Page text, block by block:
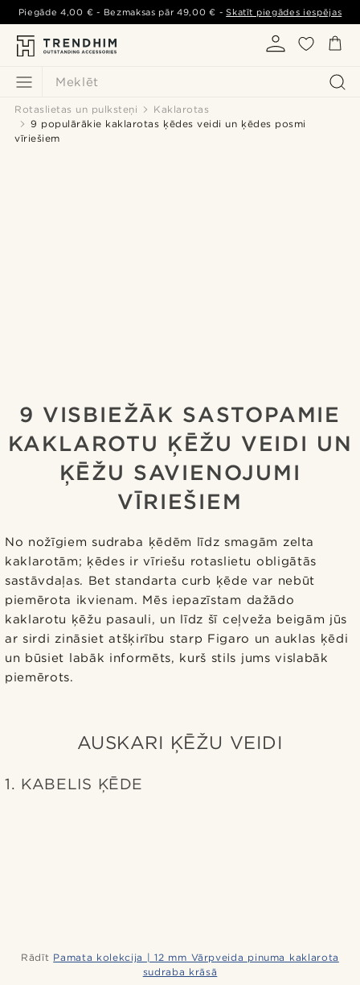
Meklēt
Piegāde4,00 € - Bezmaksas pār49,00 € -Skatīt piegādes iespējas
Rotaslietas un pulksteņi
Kaklarotas
9 populārākie kaklarotas ķēdes veidi un ķēdes posmi
vīriešiem
9 VISBIEŽĀK SASTOPAMIE
KAKLAROTU ĶĒŽU VEIDI UN
ĶĒŽU SAVIENOJUMI
VĪRIEŠIEM
No nožīgiem sudraba ķēdēm līdz smagām zelta
kaklarotām; ķēdes ir vīriešu rotaslietu obligātās
sastāvdaļas. Bet standarta curb ķēde var nebūt
piemērota ikvienam. Mēs iepazīstam dažādo
kaklarotu ķēžu pasauli, un līdz šī ceļveža beigām jūs
ar sirdi zināsiet atšķirību starp Figaro un auklas ķēdi
un būsiet labāk informēts, kurš stils jums vislabāk
piemērots.
AUSKARI ĶĒŽU VEIDI
1. KABELIS ĶĒDE
Rādīt Pamata kolekcija | 12 mm Vārpveida pinuma kaklarota
sudraba krāsā